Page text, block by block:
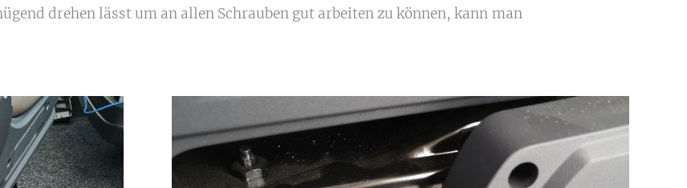
drehen lässt um an allen Schrauben gut arbeiten zu können, kann man